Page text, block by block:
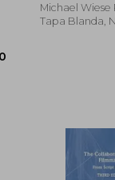
Michael Wiese
Tapa Blanda,